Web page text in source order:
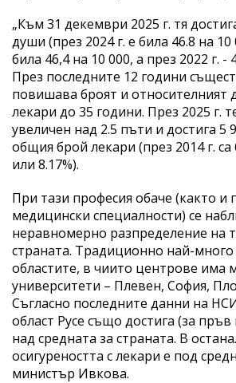
„Към 31 декември 2025 г. тя
души (през 2024 г. е била 46.8 на 10
била 46,4 на 10 000, а през 2022 г. -
През последните 12 години
повишава броят и относителният
лекари до 35 години. През 2025 г.
увеличен над 2.5 пъти и достига 5
общия брой лекари (през 2014 г. са
или 8.17%).
При тази професия обаче (както и
медицински специалности) се
неравномерно разпределение на
страната. Традиционно най-
областите, в чиито центрове има
университети – Плевен, София,
Съгласно последните данни на
област Русе също достига (за пръв
над средната за страната. В
осигуреността с лекари е под
министър Ивкова.